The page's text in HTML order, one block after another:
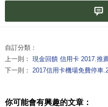
自訂分類：
上一則： 現金回饋 信用卡 2017.推
下一則： 2017信用卡機場免費停車
你可能會有興趣的文章：